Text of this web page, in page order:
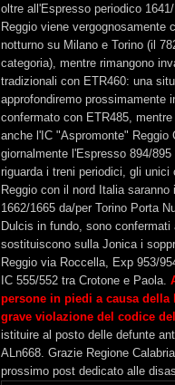
oltre all'Espresso periodico
Reggio viene vergognosamente
notturno su Milano e Torino (il
categoria), mentre rimangono
tradizionali con ETR460: una
approfondiremo prossimamente
confermato con ETR485,
anche l'IC "Aspromonte" Reggio
giornalmente l'Espresso 894/
riguarda i treni periodici, gli
Reggio con il nord Italia
1662/1665 da/per Torino Porta
Dulcis in fundo, sono
sostituiscono sulla Jonica i
Reggio via Roccella, Exp 953/
IC 555/552 tra Crotone e Paola.
persone in piedi a causa
grave violazione del codice
istituire al posto delle defunte
ALn668. Grazie Regione
prossimo post dedicato alle